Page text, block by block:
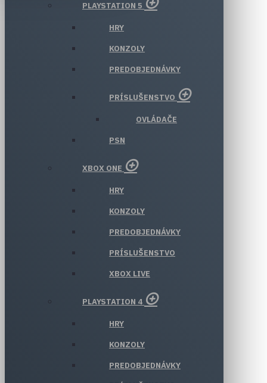
PLAYSTATION 5
HRY
KONZOLY
PREDOBJEDNÁVKY
PRÍSLUŠENSTVO
OVLÁDAČE
PSN
XBOX ONE
HRY
KONZOLY
PREDOBJEDNÁVKY
PRÍSLUŠENSTVO
XBOX LIVE
PLAYSTATION 4
HRY
KONZOLY
PREDOBJEDNÁVKY